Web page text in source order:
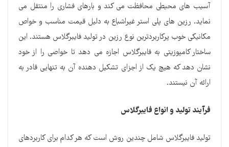
آسیب های محیطی محافظت می کند و بارهای فشاری را منتقل می
نماید. رزین های پلی استر غیراشباع به دلیل قیمت مناسب و خواص
مکانیکی خوب پرکاربردترین نوع رزین در تولید فایبرگلاس هستند. این
ساختار کامپوزیتی به فایبرگلاس اجازه می دهد تا خواصی را از خود
نشان دهد که هیچ یک از اجزای تشکیل دهنده آن به تنهایی قادر به
ارائه آن نیستند.
فرآیند تولید و انواع فایبرگلاس
تولید فایبرگلاس شامل چندین روش است که هر کدام برای کاربردهای